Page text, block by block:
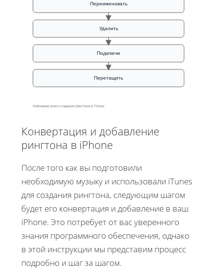
Переименовать
Удалить
Подключи
Перетащить
Ключевые шаги создания рингтона в iTunes
Конвертация и добавление
рингтона в iPhone
После того как вы подготовили
необходимую музыку и использовали iTunes
для создания рингтона, следующим шагом
будет его конвертация и добавление в ваш
iPhone. Это потребует от вас уверенного
знания программного обеспечения, однако
в этой инструкции мы представим процесс
подробно и шаг за шагом.